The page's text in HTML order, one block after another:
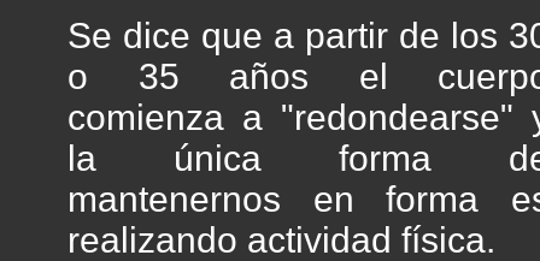
Se dice que a partir de los
o 35 años el
comienza a "redondearse"
la única forma
mantenernos en forma
realizando actividad física.